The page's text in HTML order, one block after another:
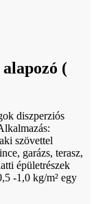
(
diszperziós
szövettel
garázs, terasz,
épületrészek
-1,0 kg/m² egy